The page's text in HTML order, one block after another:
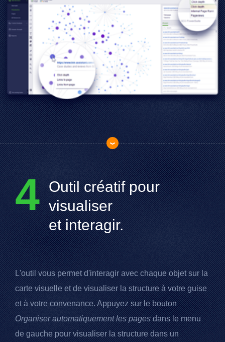
4 Outil créatif pour
visualiser
et interagir.
L'outil vous permet d'interagir avec chaque objet sur la
carte visuelle et de visualiser la structure à votre guise
et à votre convenance. Appuyez sur le bouton
Organiser automatiquement les pagesdans le menu
de gauche pour visualiser la structure dans un